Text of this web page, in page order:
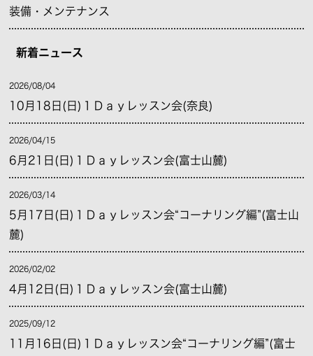
装備・メンテナンス
新着ニュース
2026/08/04
10月18日(日)１Ｄａｙレッスン会(奈良)
2026/04/15
6月21日(日)１Ｄａｙレッスン会(富士山麓)
2026/03/14
5月17日(日)１Ｄａｙレッスン会“コーナリング編”(富士山
麓)
2026/02/02
4月12日(日)１Ｄａｙレッスン会(富士山麓)
2025/09/12
11月16日(日)１Ｄａｙレッスン会“コーナリング編”(富士